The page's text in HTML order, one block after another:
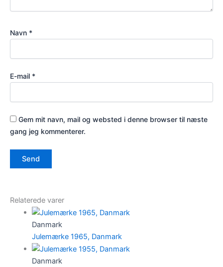
Navn *
E-mail *
Gem mit navn, mail og websted i denne browser til næste
gang jeg kommenterer.
Relaterede varer
Danmark
Julemærke 1965, Danmark
Danmark